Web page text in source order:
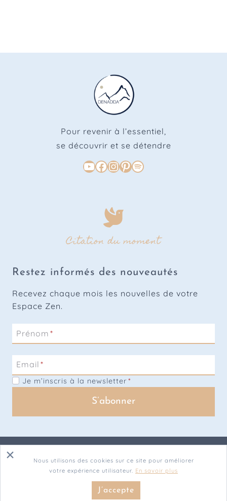
Pour revenir à l’essentiel,
se découvrir et se détendre
Youtube
Facebook
Instagram
Pinterest
Spotify
Citation du moment
Restez informés des nouveautés
Recevez chaque mois les nouvelles de votre
Espace Zen.
Prénom *
Email *
Je m’inscris à la newsletter *
S’abonner
du site .Politique de confidentialité .Mentions légales &
CGV. Politique de remboursement
© 2026 ESPACE ZEN – Tous droits réservés
Nous utilisons des cookies sur ce site pour améliorer
votre expérience utilisateur. En savoir plus
J’accepte